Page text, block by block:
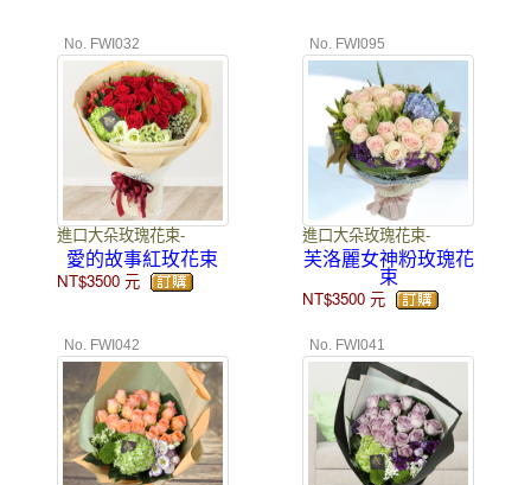
No. FWI032
進口大朵玫瑰花束-
愛的故事紅玫花束
NT$3500元
No. FWI095
進口大朵玫瑰花束-
芙洛麗女神粉玫瑰花
束
NT$3500 元
No. FWI042 No. FWI041